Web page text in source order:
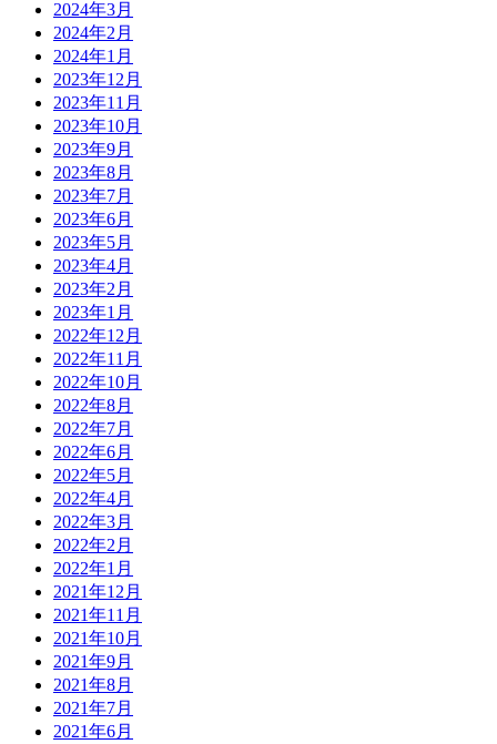
2024年3月
2024年2月
2024年1月
2023年12月
2023年11月
2023年10月
2023年9月
2023年8月
2023年7月
2023年6月
2023年5月
2023年4月
2023年2月
2023年1月
2022年12月
2022年11月
2022年10月
2022年8月
2022年7月
2022年6月
2022年5月
2022年4月
2022年3月
2022年2月
2022年1月
2021年12月
2021年11月
2021年10月
2021年9月
2021年8月
2021年7月
2021年6月